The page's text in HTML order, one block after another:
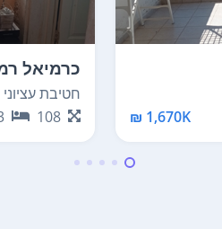
1,670K ₪
כרמיאל
חטיבת עציוני 143
108